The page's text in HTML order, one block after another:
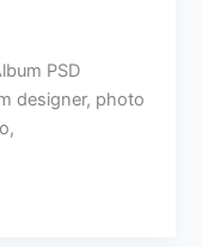
PSD
designer, photo